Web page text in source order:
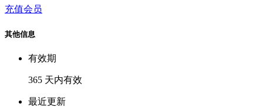
充值会员
其他信息
有效期
365 天内有效
最近更新